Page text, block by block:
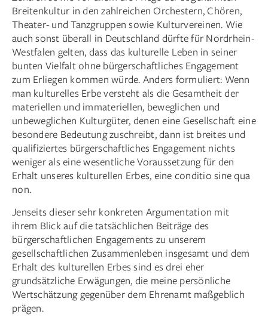
Breitenkultur in den zahlreichen Orchestern, Chören,
Theater- und Tanzgruppen sowie Kulturvereinen. Wie
auch sonst überall in Deutschland dürfte für Nordrhein-
Westfalen gelten, dass das kulturelle Leben in seiner
bunten Vielfalt ohne bürgerschaftliches Engagement
zum Erliegen kommen würde. Anders formuliert: Wenn
man kulturelles Erbe versteht als die Gesamtheit der
materiellen und immateriellen, beweglichen und
unbeweglichen Kulturgüter, denen eine Gesellschaft eine
besondere Bedeutung zuschreibt, dann ist breites und
qualifiziertes bürgerschaftliches Engagement nichts
weniger als eine wesentliche Voraussetzung für den
Erhalt un­seres kulturellen Erbes, eine conditio sine qua
non.
Jenseits dieser sehr konkreten Argumentation mit
ihrem Blick auf die tatsächlichen Beiträge des
bürgerschaftlichen Engagements zu unserem
gesellschaftlichen Zusammenleben insgesamt und dem
Erhalt des kulturellen Erbes sind es drei eher
grundsätzliche Erwägungen, die meine persönliche
Wertschätzung gegenüber dem Ehrenamt maßgeblich
prägen.